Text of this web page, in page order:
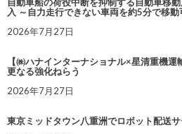
入 ～自力走行できない車両を約5分で移動
2026年7月27日
【㈱ハナインターナショナル×星清重機
更なる強化ねらう
2026年7月27日
東京ミッドタウン八重洲でロボット配送